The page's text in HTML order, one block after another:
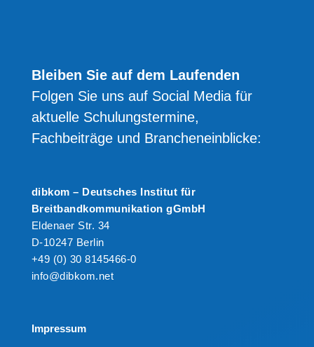
Bleiben Sie auf dem Laufenden
Folgen Sie uns auf Social Media für
aktuelle Schulungstermine,
Fachbeiträge und Brancheneinblicke:
dibkom – Deutsches Institut für
Breitbandkommunikation gGmbH
Eldenaer Str. 34
D-10247 Berlin
+49 (0) 30 8145466-0
info@dibkom.net
Impressum